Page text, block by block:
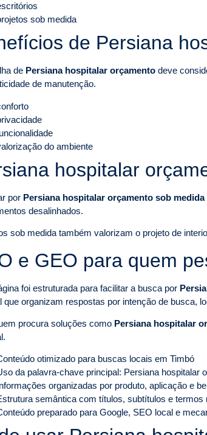
sob medida
de Persiana
de Persiana hospitalar orçamento deve
de manutenção.
do ambiente
hospitalar
por Persiana hospitalar orçamento sob medida
desalinhados.
sob medida também valorizam o projeto de
e GEO para quem
foi estruturada para facilitar a busca por
que organizam respostas por intenção de busca,
procura soluções como Persiana hospitalar
otimizado para buscas locais em Timbó
da palavra-chave principal: Persiana hospitalar
organizadas por produto, aplicação e
semântica com títulos, subtítulos e termos
preparado para Google, SEO local e